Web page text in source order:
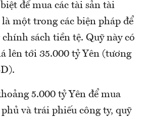
để mua các tài sản tài
một trong các biện pháp để
sách tiền tệ. Quỹ này có
lên tới 35.000 tỷ Yên (tương
5.000 tỷ Yên để mua
và trái phiếu công ty, quỹ